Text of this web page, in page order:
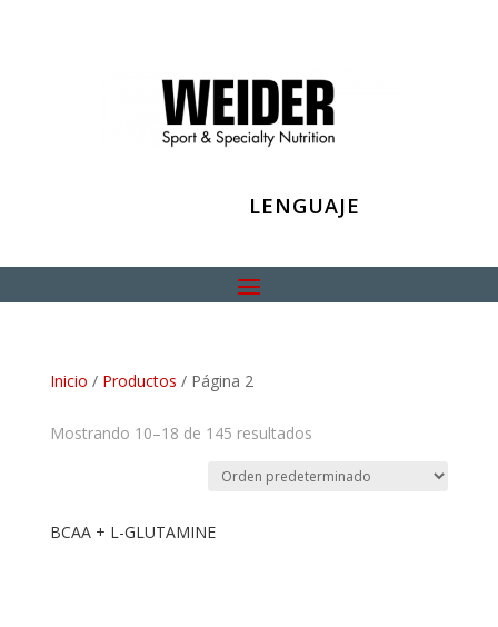
LENGUAJE
Inicio / Productos / Página 2
Mostrando 10–18 de 145 resultados
BCAA + L-GLUTAMINE